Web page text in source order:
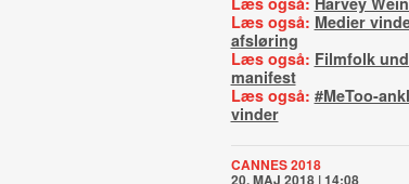
Læs også: Medier
afsløring
Læs også: Filmfolk
manifest
Læs også: #MeToo-
vinder
CANNES 2018
20. MAJ 2018 | 14:08